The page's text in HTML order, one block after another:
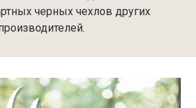
черных чехлов других